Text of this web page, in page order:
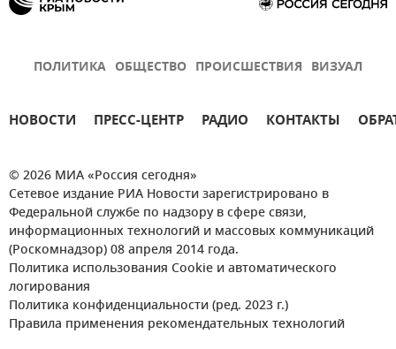
ПОЛИТИКА ОБЩЕСТВО ПРОИСШЕСТВИЯ ВИЗУАЛ
НОВОСТИ ПРЕСС-ЦЕНТР РАДИО КОНТАКТЫ
© 2026 МИА «Россия сегодня»
Сетевое издание РИА Новости зарегистрировано в
Федеральной службе по надзору в сфере связи,
информационных технологий и массовых коммуникаций
(Роскомнадзор) 08 апреля 2014 года.
Политика использования Cookie и автоматического
логирования
Политика конфиденциальности (ред. 2023 г.)
Правила применения рекомендательных технологий